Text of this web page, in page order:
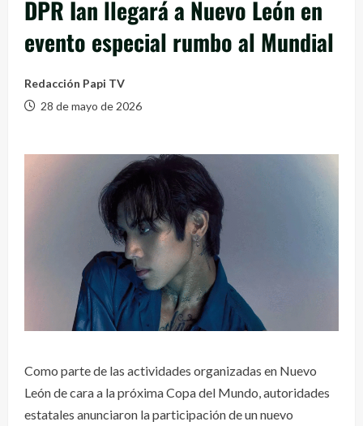
DPR Ian llegará a Nuevo León en
evento especial rumbo al Mundial
Redacción Papi TV
28 de mayo de 2026
Como parte de las actividades organizadas en Nuevo
León de cara a la próxima Copa del Mundo, autoridades
estatales anunciaron la participación de un nuevo